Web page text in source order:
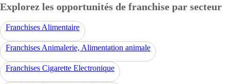
Explorez les opportunités de franchise par secteur
Franchises Alimentaire
Franchises Animalerie, Alimentation animale
Franchises Cigarette Electronique